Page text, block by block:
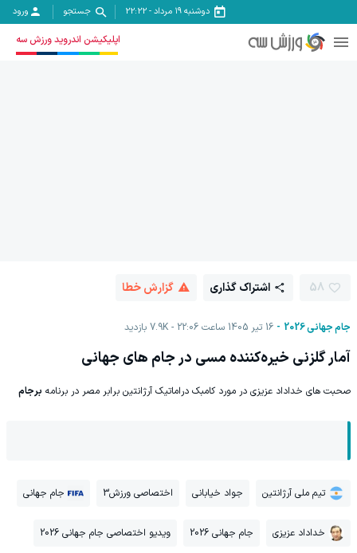
دوشنبه ۱۹ مرداد -
22:22 جستجو ورود
اپلیکیشن اندروید ورزش سه
جام جهانی 2026 16 تیر 1405 ساعت 22:06 7.9K بازدید
58 اشتراک گذاری گزارش خطا
آمار گلزنی خیره‌کننده مسی در جام های جهانی
صحبت های خداداد عزیزی در مورد کامبک دراماتیک آرژانتین برابر مصر در برنامه برجام
تیم ملی آرژانتین جواد خیابانی اختصاصی ورزش3 جام جهانی
خداداد عزیزی جام جهانی 2026 ویدیو اختصاصی جام جهانی 2026